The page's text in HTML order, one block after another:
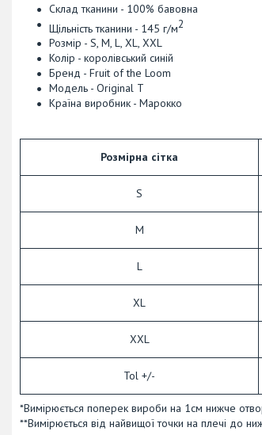
Склад тканини - 100% бавовна
Щільність тканини - 145 г/м2
Розмір - S, M, L, XL, XXL
Колір - королівський синій
Бренд - Fruit of the Loom
Модель - Original T
Країна виробник - Марокко
Розмірна сітка
S
M
L
XL
XXL
Tol +/-
*Вимірюється поперек вироби на 1см нижче
**Вимірюється від найвищої точки на плечі до